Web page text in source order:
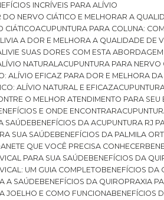
INCRÍVEIS PARA ALÍVIO
DO NERVO CIÁTICO E MELHORAR A
CIÁTICO
ACUPUNTURA PARA COLUNA:
A DOR E MELHORA A QUALIDADE DE
SUAS DORES COM ESTA
NATURAL
ACUPUNTURA PARA
ALÍVIO EFICAZ PARA DOR E MELHORA
ALÍVIO NATURAL E EFICAZ
O MELHOR ATENDIMENTO PARA SEU
E ONDE ENCONTRAR
SAÚDE
BENEFÍCIOS DA ACUPUNTURA RJ
SUA SAÚDE
BENEFÍCIOS DA PALMILA
QUE VOCÊ PRECISA CONHECER
PARA SUA SAÚDE
BENEFÍCIOS DA
UM GUIA COMPLETO
BENEFÍCIOS
A SAÚDE
BENEFÍCIOS DA QUIROPRAXIA
JOELHO E COMO FUNCIONA
BENEFÍCIOS